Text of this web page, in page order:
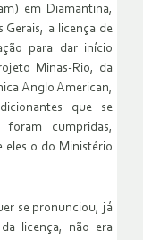
em Diamantina,
Gerais, a licença de
para dar início
Minas-Rio, da
Anglo American,
que se
cumpridas,
o do Ministério
se pronunciou, já
licença, não era